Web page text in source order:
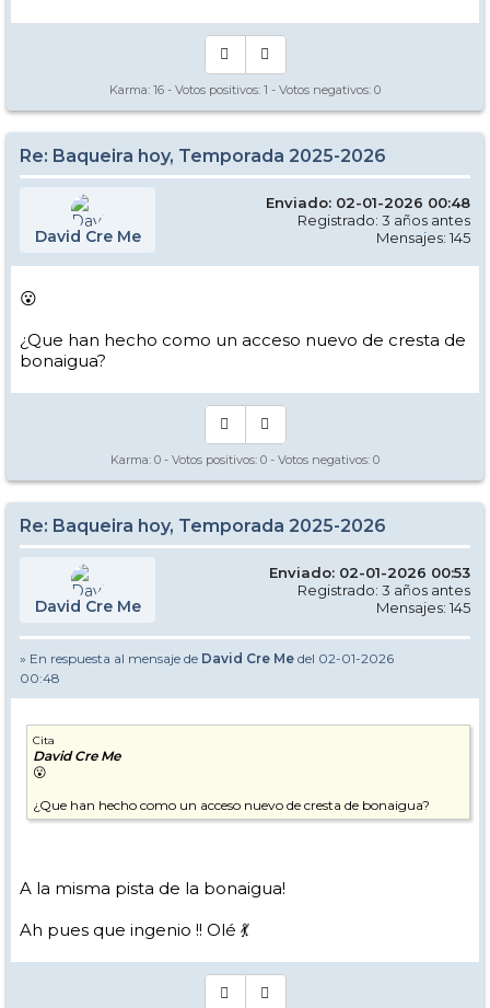
Karma: 16 - Votos positivos: 1 - Votos negativos: 0
Re: Baqueira hoy, Temporada 2025-2026
David Cre Me
Enviado: 02-01-2026 00:48
Registrado: 3 años antes
Mensajes: 145
😮
¿Que han hecho como un acceso nuevo de cresta de
bonaigua?
Karma: 0 - Votos positivos: 0 - Votos negativos: 0
Re: Baqueira hoy, Temporada 2025-2026
David Cre Me
Enviado: 02-01-2026 00:53
Registrado: 3 años antes
Mensajes: 145
» En respuesta al mensaje de David Cre Me del 02-01-2026
00:48
Cita
David Cre Me
😮
¿Que han hecho como un acceso nuevo de cresta de bonaigua?
A la misma pista de la bonaigua!
Ah pues que ingenio !! Olé 💃